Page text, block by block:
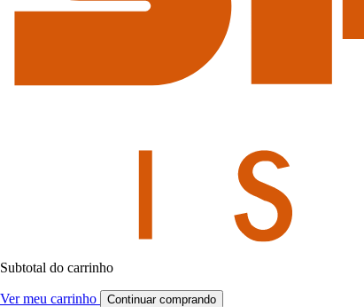
Subtotal do carrinho
Ver meu carrinho Continuar comprando